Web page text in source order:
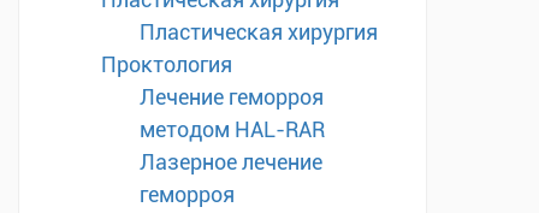
Пластическая хирургия
Проктология
Лечение геморроя
методом HAL-RAR
Лазерное лечение
геморроя